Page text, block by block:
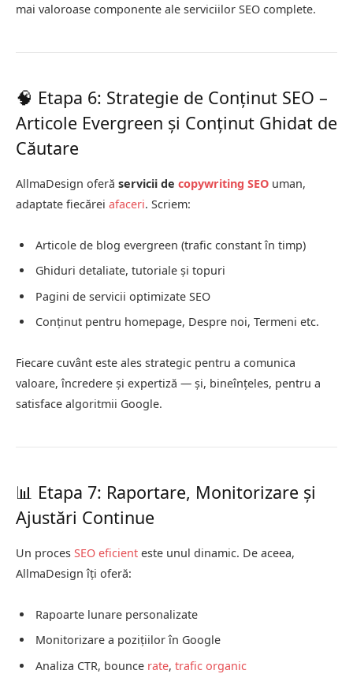
mai valoroase componente ale serviciilor SEO complete.
🧠 Etapa 6: Strategie de Conținut SEO –
Articole Evergreen și Conținut Ghidat de
Căutare
AllmaDesign oferă servicii de copywriting SEO uman,
adaptate fiecărei afaceri. Scriem:
Articole de blog evergreen (trafic constant în timp)
Ghiduri detaliate, tutoriale și topuri
Pagini de servicii optimizate SEO
Conținut pentru homepage, Despre noi, Termeni etc.
Fiecare cuvânt este ales strategic pentru a comunica
valoare, încredere și expertiză — și, bineînțeles, pentru a
satisface algoritmii Google.
📊 Etapa 7: Raportare, Monitorizare și
Ajustări Continue
Un proces SEO eficient este unul dinamic. De aceea,
AllmaDesign îți oferă:
Rapoarte lunare personalizate
Monitorizare a pozițiilor în Google
Analiza CTR, bounce rate, trafic organic